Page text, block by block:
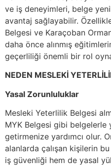
ve iş deneyimleri, belge
avantaj sağlayabilir.
Belgesi ve Karaçoban
daha önce alınmış
geçerliliği önemli bir rol
NEDEN MESLEKİ
Yasal Zorunluluklar
Mesleki Yeterlilik Belgesi
MYK Belgesi gibi
getirmenize yardımcı olur.
alanlarda çalışan kişilerin
iş güvenliği hem de yasal